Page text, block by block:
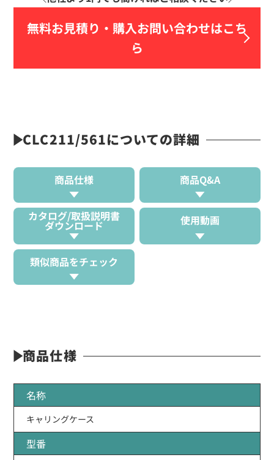
無料お見積り・ 購入お問い合わせはこち
ら
CLC211/561についての詳細
商品仕様 商品Q&A
カタログ/取扱説明書
ダウンロード 使用動画
類似商品をチェック
商品仕様
名称
キャリングケース
型番